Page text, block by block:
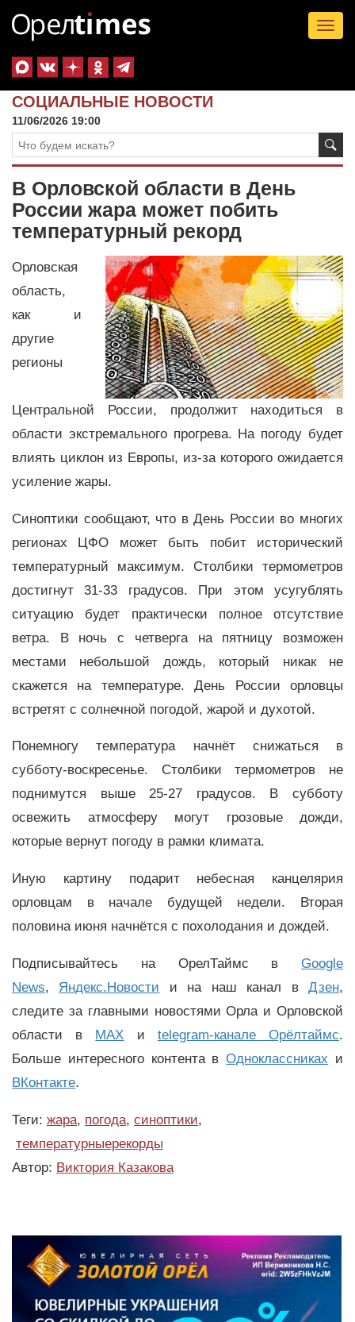
СОЦИАЛЬНЫЕ НОВОСТИ
11/06/2026 19:00
В Орловской области в День
России жара может побить
температурный рекорд
Орловская
область,
как и
другие
регионы
Центральной России, продолжит находиться в
области экстремального прогрева. На погоду будет
влиять циклон из Европы, из-за которого ожидается
усиление жары.
Синоптики сообщают, что в День России во многих
регионах ЦФО может быть побит исторический
температурный максимум. Столбики термометров
достигнут 31-33 градусов. При этом усугублять
ситуацию будет практически полное отсутствие
ветра. В ночь с четверга на пятницу возможен
местами небольшой дождь, который никак не
скажется на температуре. День России орловцы
встретят с солнечной погодой, жарой и духотой.
Понемногу температура начнёт снижаться в
субботу-воскресенье. Столбики термометров не
поднимутся выше 25-27 градусов. В субботу
освежить атмосферу могут грозовые дожди,
которые вернут погоду в рамки климата.
Иную картину подарит небесная канцелярия
орловцам в начале будущей недели. Вторая
половина июня начнётся с похолодания и дождей.
Подписывайтесь на ОрелТаймс в Google
News, Яндекс.Новости и на наш канал вДзен,
следите за главными новостями Орла и Орловской
области в MAX и telegram-канале Орёлтаймс.
Больше интересного контента вОдноклассниках и
ВКонтакте.
Теги: жара, погода, синоптики,
температурныерекорды
Автор: Виктория Казакова